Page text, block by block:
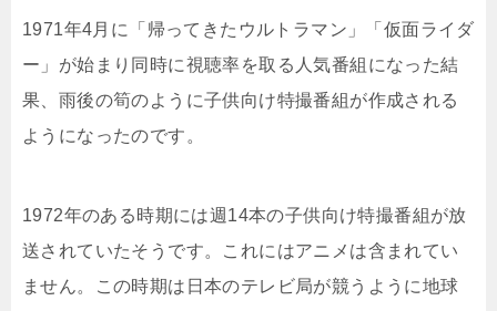
1971年4月に「帰ってきたウルトラマン」「仮面ライダ
ー」が始まり同時に視聴率を取る人気番組になった結
果、雨後の筍のように子供向け特撮番組が作成される
ようになったのです。
1972年のある時期には週14本の子供向け特撮番組が放
送されていたそうです。これにはアニメは含まれてい
ません。この時期は日本のテレビ局が競うように地球